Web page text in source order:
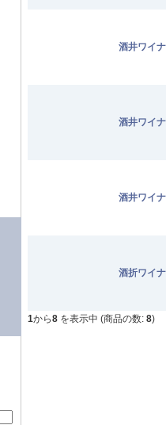
酒井ワイ
酒井ワイ
酒井ワイ
酒折ワイ
1から8 を表示中 (商品の数: 8)